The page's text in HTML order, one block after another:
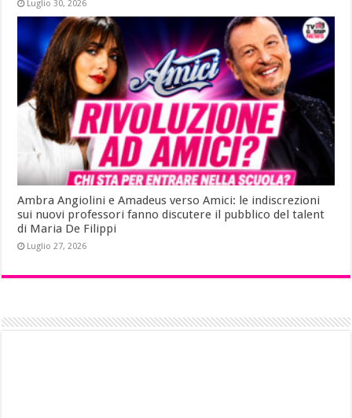
Luglio 30, 2026
Ambra Angiolini e Amadeus verso Amici: le indiscrezioni
sui nuovi professori fanno discutere il pubblico del talent
di Maria De Filippi
Luglio 27, 2026